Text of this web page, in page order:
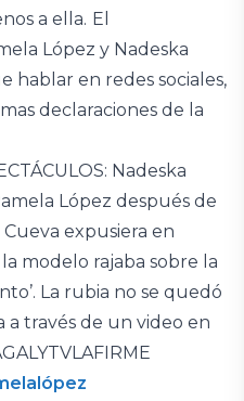
a ella. El
López y Nadeska
hablar en redes sociales,
declaraciones de la
Nadeska
López después de
expusiera en
modelo rajaba sobre la
La rubia no se quedó
a través de un video en